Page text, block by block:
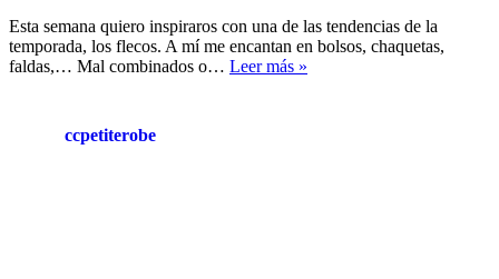
Esta semana quiero inspiraros con una de las tendencias de la
temporada, los flecos. A mí me encantan en bolsos, chaquetas,
faldas,… Mal combinados o… Leer más »
ccpetiterobe